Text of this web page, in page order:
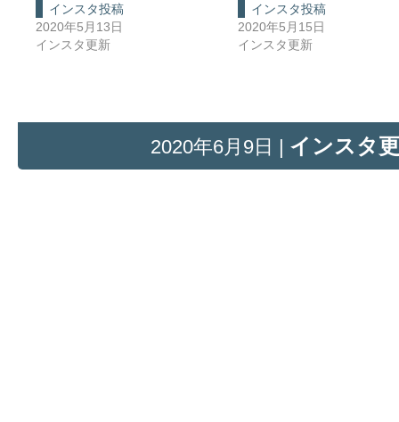
インスタ投稿
2020年5月13日
インスタ更新
インスタ投稿
2020年5月15日
インスタ更新
2020年6月9日 | インスタ